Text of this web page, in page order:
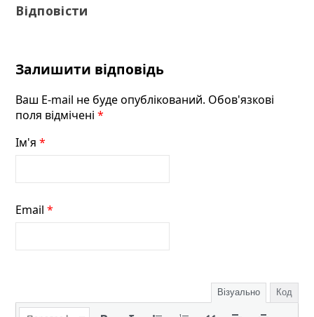
Відповісти
Залишити відповідь
Ваш E-mail не буде опублікований. Обов'язкові
поля відмічені*
Ім'я*
Email*
Візуально Код